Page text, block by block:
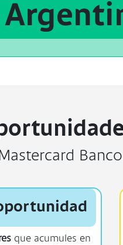
que acumules en